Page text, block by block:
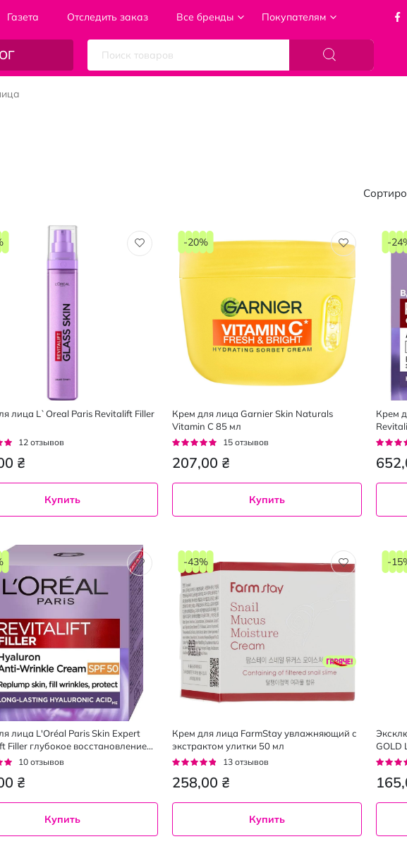
Газета Отследить заказ Все бренды Покупателям
лица L`Oreal Paris Revitalift Filler
12 отзывов
₴
Купить
Крем для лица Garnier Skin Naturals
Vitamin C 85 мл
Рейтинг:
15 отзывов
207,00 ₴
-20%
Купить
Крем
-
лица L'Oréal Paris Skin Expert
Filler глубокое восстановление
40+ SPF 50, 50 мл
10 отзывов
₴
Купить
Крем для лица FarmStay увлажняющий с
экстрактом улитки 50 мл
Рейтинг:
13 отзывов
258,00 ₴
-43%
Купить
GOLD
-